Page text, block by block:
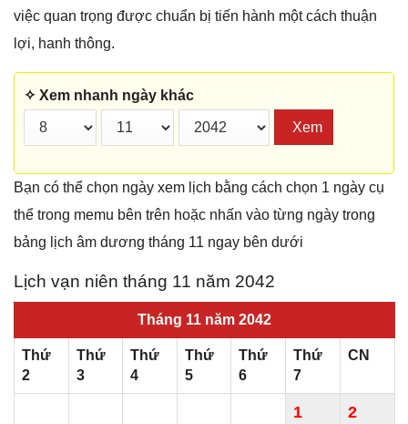
việc quan trọng được chuẩn bị tiến hành một cách thuận
lợi, hanh thông.
✧ Xem nhanh ngày khác
Xem
Bạn có thể chọn ngày xem lịch bằng cách chọn 1 ngày cụ
thể trong memu bên trên hoặc nhấn vào từng ngày trong
bảng lịch âm dương tháng 11 ngay bên dưới
Lịch vạn niên tháng 11 năm 2042
Tháng 11 năm 2042
Thứ
2
Thứ
3
Thứ
4
Thứ
5
Thứ
6
Thứ
7
CN
1 2